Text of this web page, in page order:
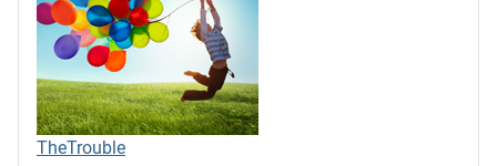
TheTrouble